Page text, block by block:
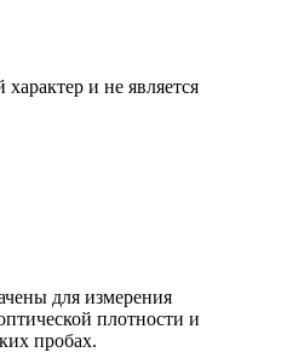
и не является
для измерения
плотности и
пробах.